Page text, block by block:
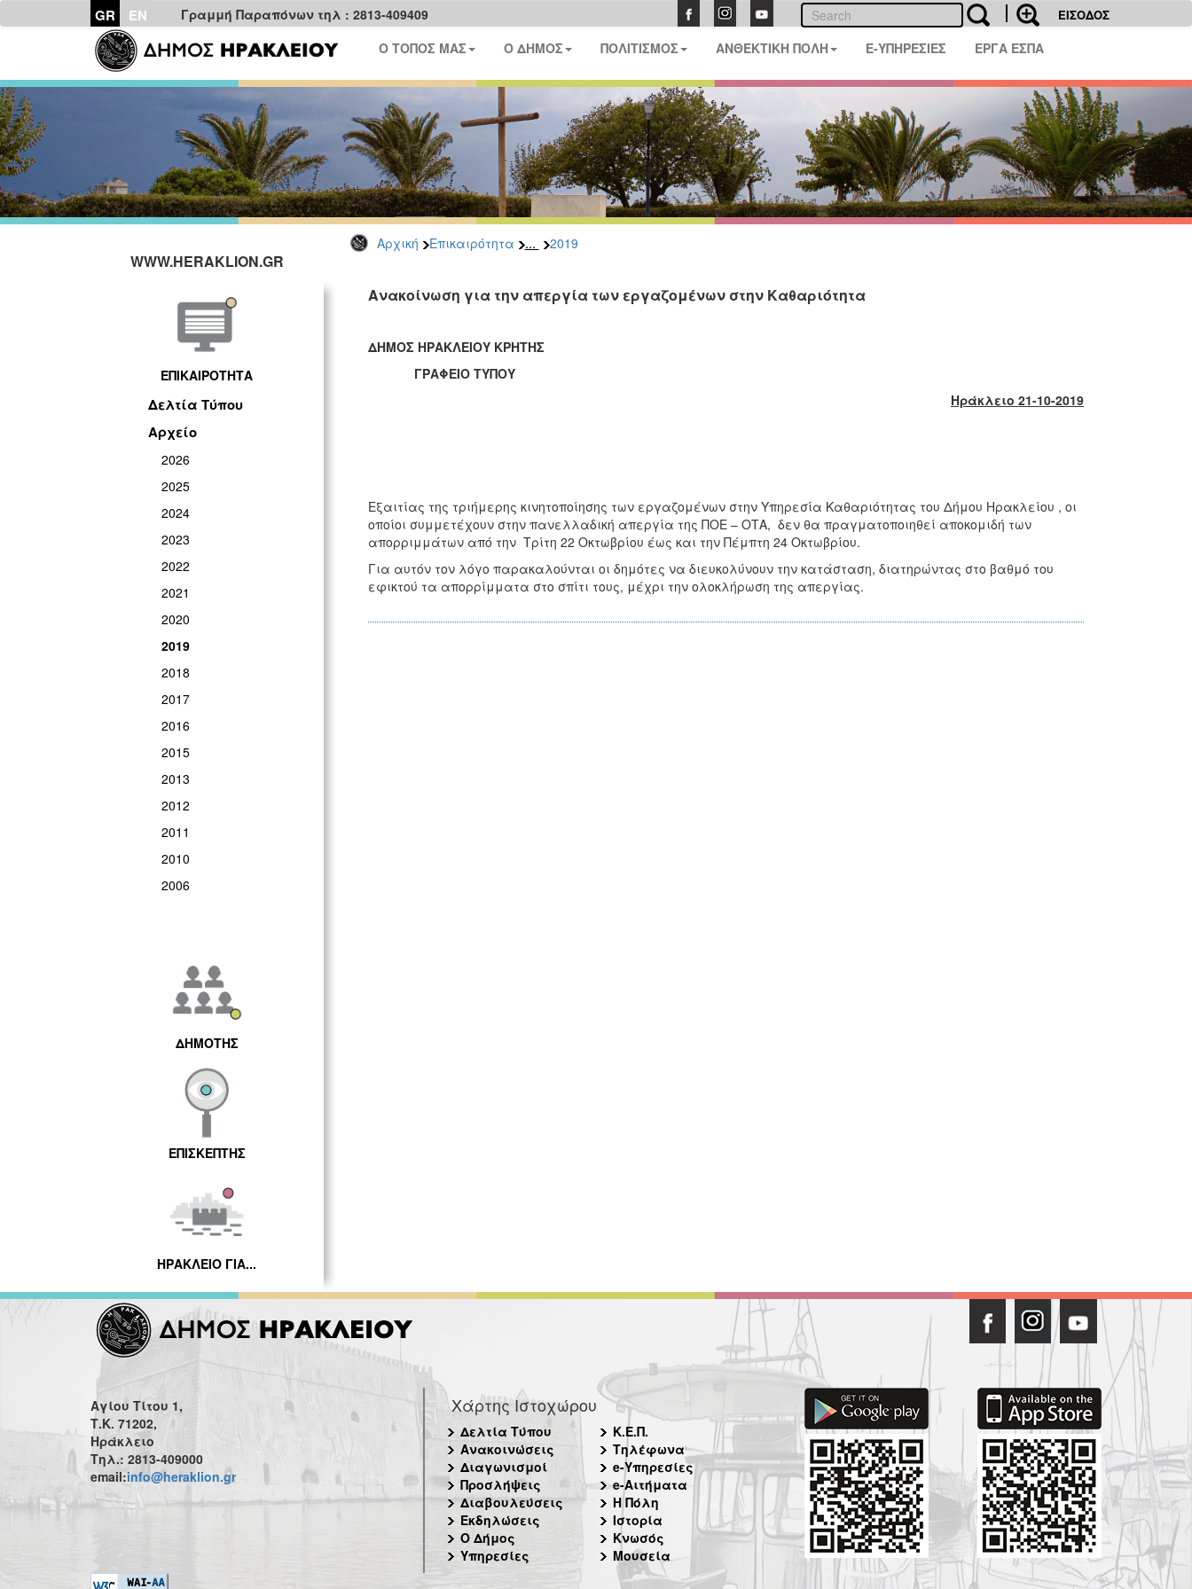
GR EN Γραμμή Παραπόνων τηλ : 2813-409409 ΕΙΣΟΔΟΣ
Ο ΤΟΠΟΣ ΜΑΣ Ο ΔΗΜΟΣ ΠΟΛΙΤΙΣΜΟΣ ΑΝΘΕΚΤΙΚΗ ΠΟΛΗ E-ΥΠΗΡΕΣΙΕΣ ΕΡΓΑ ΕΣΠΑ
Αρχική Επικαιρότητα ... 2019
WWW.HERAKLION.GR
ΕΠΙΚΑΙΡΟΤΗΤΑ
Δελτία Τύπου
Αρχείο
2026
2025
2024
2023
2022
2021
2020
2019
2018
2017
2016
2015
2013
2012
2011
2010
2006
ΔΗΜΟΤΗΣ
ΕΠΙΣΚΕΠΤΗΣ
ΗΡΑΚΛΕΙΟ ΓΙΑ...
Ανακοίνωση για την απεργία των εργαζομένων στην Kαθαριότητα
ΔΗΜΟΣ ΗΡΑΚΛΕΙΟΥ ΚΡΗΤΗΣ
ΓΡΑΦΕΙΟ ΤΥΠΟΥ
Ηράκλειο 21-10-2019
Εξαιτίας της τριήμερης κινητοποίησης των εργαζομένων στην Υπηρεσία Καθαριότητας του Δήμου Ηρακλείου , οι
οποίοι συμμετέχουν στην πανελλαδική απεργία της ΠΟΕ – ΟΤΑ, δεν θα πραγματοποιηθεί αποκομιδή των
απορριμμάτων από την Τρίτη 22 Οκτωβρίου έως και την Πέμπτη 24 Οκτωβρίου.
Για αυτόν τον λόγο παρακαλούνται οι δημότες να διευκολύνουν την κατάσταση, διατηρώντας στο βαθμό του
εφικτού τα απορρίμματα στο σπίτι τους, μέχρι την ολοκλήρωση της απεργίας.
Αγίου Τίτου 1,
Τ.Κ. 71202,
Ηράκλειο
Τηλ.: 2813-409000
email:info@heraklion.gr
Χάρτης Ιστοχώρου
Δελτία Τύπου
Ανακοινώσεις
Διαγωνισμοί
Προσλήψεις
Διαβουλεύσεις
Εκδηλώσεις
Ο Δήμος
Υπηρεσίες
Κ.Ε.Π.
Τηλέφωνα
e-Υπηρεσίες
e-Αιτήματα
Η Πόλη
Ιστορία
Κνωσός
Μουσεία